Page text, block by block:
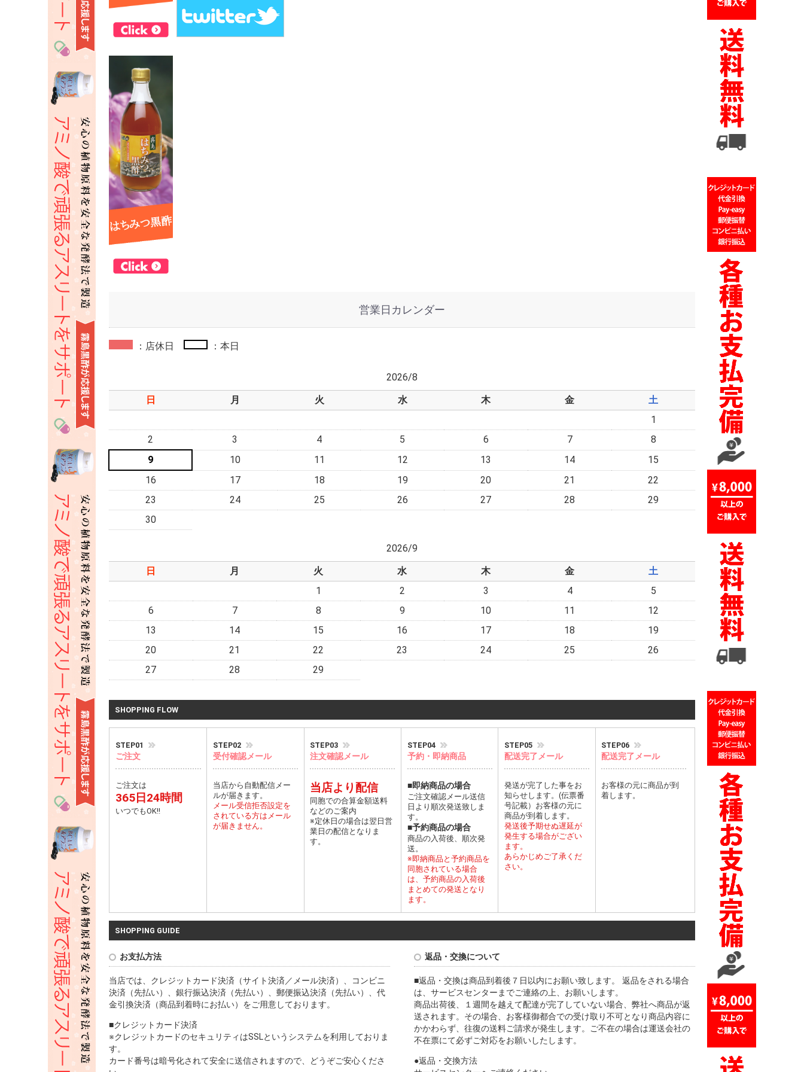
営業日カレンダー
：店休日 ：本日
2026/8
日
月 火 水 木 金
土
1
2
3 4 5 6 7
8
9
10 11 12 13 14
15
16
17 18 19 20 21
22
23
24 25 26 27 28
29
30
2026/9
日
月 火 水 木 金
土
1
2 3 4
5
6
7 8 9 10 11
12
13
14 15 16 17 18
19
20
21 22 23 24 25
26
27
28 29
SHOPPING FLOW
STEP01
ご注文
ご注文は
365日24時間
いつでもOK!!
STEP02
受付確認メール
当店から自動配信メー
ルが届きます。
メール受信拒否設定を
されている方はメール
が届きません。
STEP03
注文確認メール
当店より配信
同胞での合算金額送料
などのご案内
※定休日の場合は翌日営
業日の配信となりま
す。
STEP04
予約・即納商品
■即納商品の場合
ご注文確認メール送信
日より順次発送致しま
す。
■予約商品の場合
商品の入荷後、順次発
送。
※即納商品と予約商品を
同胞されている場合
は、予約商品の入荷後
まとめての発送となり
ます。
STEP05
配送完了メール
発送が完了した事をお
知らせします。(伝票番
号記載）お客様の元に
商品が到着します。
発送後予期せぬ遅延が
発生する場合がござい
ます。
あらかじめご了承くだ
さい。
STEP06
配送完了メール
お客様の元に商品が到
着します。
SHOPPING GUIDE
お支払方法
当店では、クレジットカード決済（サイト決済／メール決済）、コンビニ
決済（先払い）、銀行振込決済（先払い）、郵便振込決済（先払い）、代
金引換決済（商品到着時にお払い）をご用意しております。
■クレジットカード決済
※クレジットカードのセキュリティはSSLというシステムを利用しておりま
す。
カード番号は暗号化されて安全に送信されますので、どうぞご安心くださ
返品・交換について
■返品・交換は商品到着後７日以内にお願い致します。 返品をされる場合
は、サービスセンターまでご連絡の上、お願いします。
商品出荷後、１週間を越えて配達が完了していない場合、弊社へ商品が返
送されます。その場合、お客様御都合での受け取り不可となり商品内容に
かかわらず、往復の送料ご請求が発生します。ご不在の場合は運送会社の
不在票にて必ずご対応をお願いしたします。
●返品・交換方法